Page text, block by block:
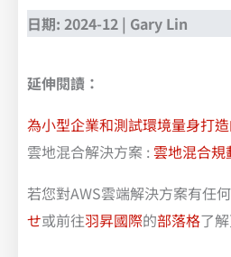
日期: 2024-12 | Gary Lin
延伸閱讀：
為小型企業和測試環境量身打
雲地混合解決方案 :雲地混合規
若您對AWS雲端解決方案有任
せ或前往羽昇國際的部落格了